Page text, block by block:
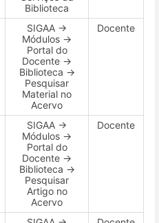
Biblioteca
SIGAA →
Módulos →
Portal do
Docente →
Biblioteca →
Pesquisar
Material no
Acervo
Docente
SIGAA →
Módulos →
Portal do
Docente →
Biblioteca →
Pesquisar
Artigo no
Acervo
Docente